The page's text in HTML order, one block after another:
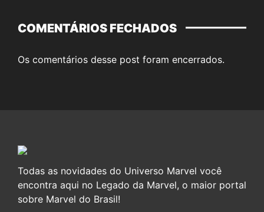
COMENTÁRIOS FECHADOS
Os comentários desse post foram encerrados.
Todas as novidades do Universo Marvel você
encontra aqui no Legado da Marvel, o maior portal
sobre Marvel do Brasil!